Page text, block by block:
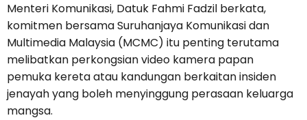
Menteri Komunikasi, Datuk Fahmi Fadzil berkata,
komitmen bersama Suruhanjaya Komunikasi dan
Multimedia Malaysia (MCMC) itu penting terutama
melibatkan perkongsian video kamera papan
pemuka kereta atau kandungan berkaitan insiden
jenayah yang boleh menyinggung perasaan keluarga
mangsa.